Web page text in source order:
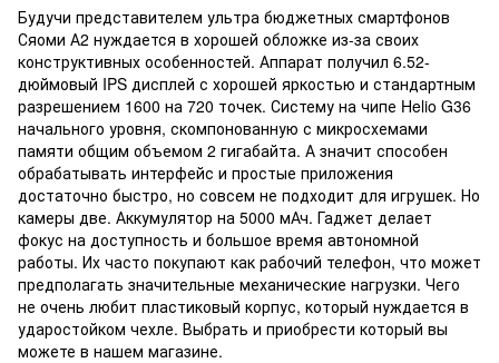
Будучи представителем ультра бюджетных смартфонов
Сяоми А2 нуждается в хорошей обложке из-за своих
конструктивных особенностей. Аппарат получил 6.52-
дюймовый IPS дисплей с хорошей яркостью и стандартным
разрешением 1600 на 720 точек. Систему на чипе Helio G36
начального уровня, скомпонованную с микросхемами
памяти общим объемом 2 гигабайта. А значит способен
обрабатывать интерфейс и простые приложения
достаточно быстро, но совсем не подходит для игрушек. Но
камеры две. Аккумулятор на 5000 мАч. Гаджет делает
фокус на доступность и большое время автономной
работы. Их часто покупают как рабочий телефон, что может
предполагать значительные механические нагрузки. Чего
не очень любит пластиковый корпус, который нуждается в
ударостойком чехле. Выбрать и приобрести который вы
можете в нашем магазине.